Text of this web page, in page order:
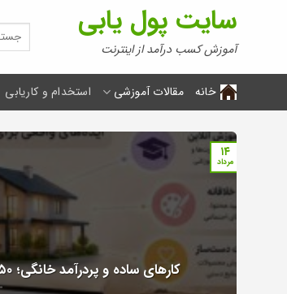
سایت پول یابی
آموزش کسب درآمد از اینترنت
جستجو
برای:
خانه مقالات آموزشی استخدام و کاریابی
کارهای ساده و پردرآمد خانگی؛ ۵۰ ایده واقعی برای کسب درآمد از خانه
۱۴
مرداد